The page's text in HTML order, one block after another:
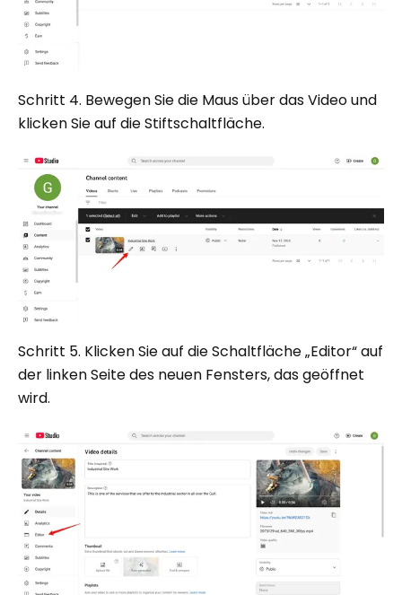
Schritt 4. Bewegen Sie die Maus über das Video und
klicken Sie auf die Stiftschaltfläche.
Schritt 5. Klicken Sie auf die Schaltfläche „Editor“ auf
der linken Seite des neuen Fensters, das geöffnet
wird.